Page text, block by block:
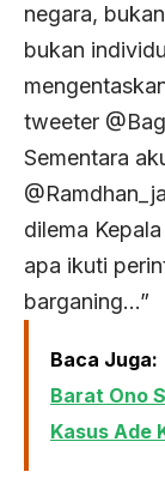
negara,
bukan
tweeter
Sementara
dilema
apa ikuti
barganing…”
Baca Juga:
Barat Ono
Kasus Ade